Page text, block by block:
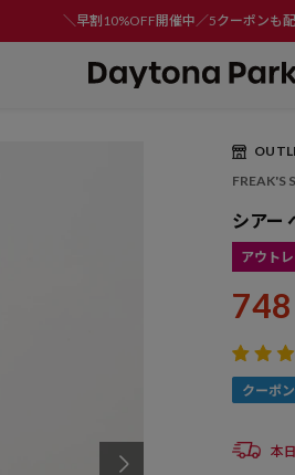
＼早割10%OFF開催中／5クーポンも配
FREAK'S
シアー
アウト
748
本